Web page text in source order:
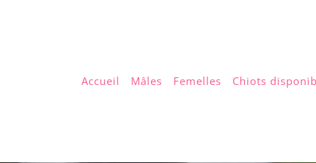
Accueil Mâles Femelles Chiots